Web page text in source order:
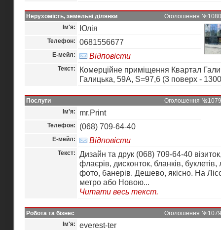
Нерухомість, земельні ділянки
Оголошення
Ім'я:
Юлія
Телефон: 0681556677
Е-мейл: Відповісти
Текст:
Комерційне приміщення Квартал
Галицька, 59А, S=97,6 (3 поверх -
Послуги
Оголошення
Ім'я:
mr.Print
Телефон: (068) 709-64-40
Е-мейл: Відповісти
Текст:
Дизайн та друк (068) 709-64-40
флаєрів, дисконток, бланків, буклетів,
фото, банерів. Дешево, якісно. На
метро або Новою...
Читати весь текст.
Робота та бізнес
Оголошення
Ім'я:
everest-ter